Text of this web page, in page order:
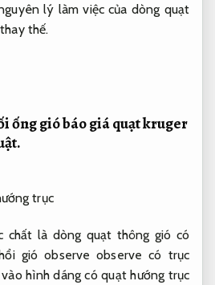
lý làm việc của dòng quạt
thế.
ống gió báo giá quạt kruger
chất là dòng quạt thông gió có
gió observe observe có trục
hình dáng có quạt hướng trục